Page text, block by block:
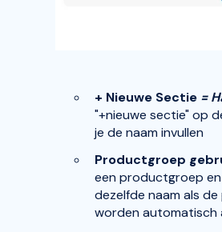
+ Nieuwe Sectie=
"+nieuwe sectie" op
je de naam invullen
Productgroep
een productgroep
dezelfde naam als
worden automatisch